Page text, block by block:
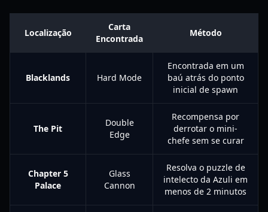
Localização
Carta
Encontrada
Método
Blacklands Hard Mode
Encontrada em um
baú atrás do ponto
inicial de spawn
The Pit
Double
Edge
Recompensa por
derrotar o mini-
chefe sem se curar
Chapter 5
Palace
Glass
Cannon
Resolva o puzzle de
intelecto da Azuli em
menos de 2 minutos